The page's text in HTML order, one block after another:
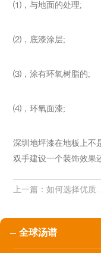
⑴，与地面的处理;
⑵，底漆涂层;
⑶，涂有环氧树脂的;
⑷，环氧面漆;
深圳地坪漆在地板上不
双手建设一个装饰效果
上一篇：如何选择优质地板漆防腐方法
全球汤谱